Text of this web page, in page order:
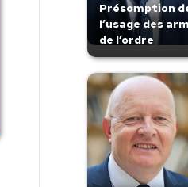
Présomption
l’usage des
de l’ordre